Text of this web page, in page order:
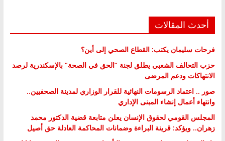
أحدث المقالات
فرحات سليمان يكتب: القطاع الصحي إلى أين؟
حزب التحالف الشعبي يطلق لجنة “الحق في الصحة” بالإسكندرية لرصد
الانتهاكات ودعم المرضى
صور .. اعتماد الرسومات النهائية للقرار الوزاري لمدينة الصحفيين..
وانتهاء أعمال إنشاء المبنى الإداري
المجلس القومي لحقوق الإنسان يعلن متابعة قضية الدكتور محمد
زهران.. ويؤكد: قرينة البراءة وضمانات المحاكمة العادلة حق أصيل